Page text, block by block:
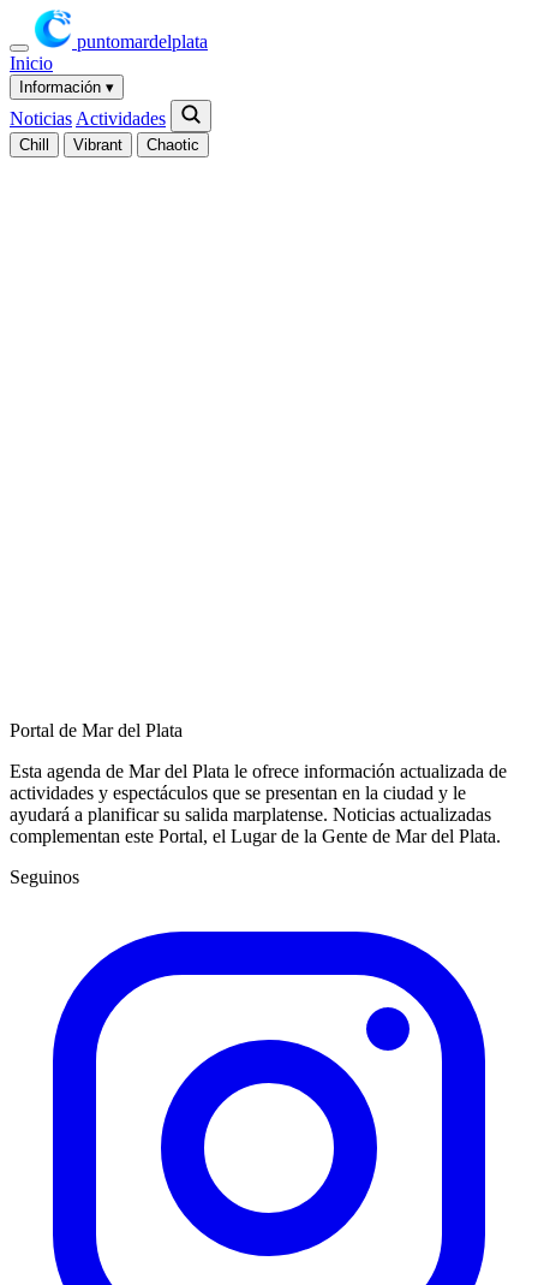
puntomardelplata
Inicio
Información ▾
Noticias Actividades
Chill Vibrant Chaotic
Portal de Mar del Plata
Esta agenda de Mar del Plata le ofrece información actualizada de
actividades y espectáculos que se presentan en la ciudad y le
ayudará a planificar su salida marplatense. Noticias actualizadas
complementan este Portal, el Lugar de la Gente de Mar del Plata.
Seguinos